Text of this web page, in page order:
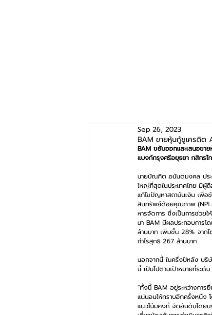
BAM ขายหุ้นกู้ชูเครดิต
Sep 26, 2023
BAM ขยับออกและเสนอขา
แบงก์กรุงศรีอยุธยา กสิกรไ
นายบัณฑิต อนันตมงคล ประ
ใหญ่ที่สุดในประเทศไทย มีผู้
แก้ไขปัญหาสถาบันเงิน เพื่อ
สินทรัพย์ด้อยคุณภาพ
หารจัดการ ซึ่งเป็นการช่วย
มา BAM มีผลประกอบการโ
ล้านบาท เพิ่มขึ้น 28% จาก
กำไรสุทธิ 267 ล้านบาท
นอกจากนี้ ในครึ่งปีหลัง บริ
นี้ เป็นไปตามเป้าหมายที่ระดั
“ทั้งนี้ BAM อยู่ระหว่างการ
แน่นอนให้ทราบอีกครั้งหนึ่ง
แนวโน้มคงที่ จัดอันดับโดยบ